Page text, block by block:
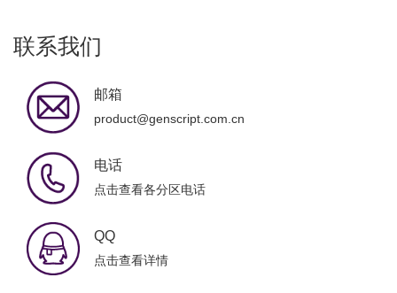
联系我们
邮箱
product@genscript.com.cn
电话
点击查看各分区电话
QQ
点击查看详情